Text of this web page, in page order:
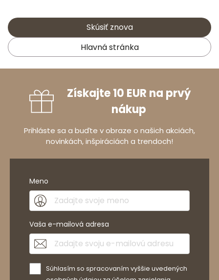
Skúsiť znova
Hlavná stránka
Získajte 10 EUR na prvý
nákup
Prihláste sa a buďte v obraze o našich akciách,
novinkách, inšpiráciách a trendoch!
Meno
Vaša e-mailová adresa
Súhlasím so spracovaním vyššie uvedených